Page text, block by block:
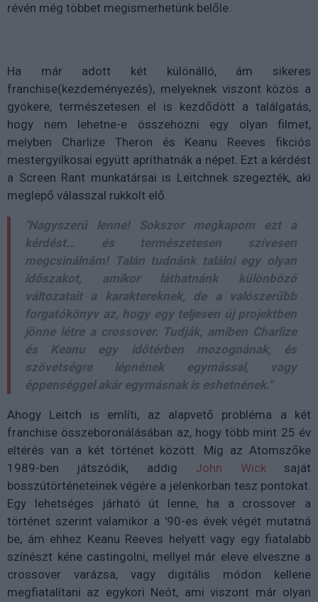
révén még többet megismerhetünk belőle.
Ha már adott két különálló, ám sikeres
franchise(kezdeményezés), melyeknek viszont közös a
gyökere, természetesen el is kezdődött a találgatás,
hogy nem lehetne-e összehozni egy olyan filmet,
melyben Charlize Theron és Keanu Reeves fikciós
mestergyilkosai együtt apríthatnák a népet. Ezt a kérdést
a Screen Rant munkatársai is Leitchnek szegezték, aki
meglepő válasszal rukkolt elő.
"Nagyszerű lenne! Sokszor megkapom ezt a
kérdést… és természetesen szívesen
megcsinálnám! Talán tudnánk találni egy olyan
időszakot, amikor láthatnánk különböző
változatait a karaktereknek, de a valószerűbb
forgatókönyv az, hogy egy teljesen új projektben
jönne létre a crossover. Tudják, amiben Charlize
és Keanu egy időtérben mozognának, és
szövetségre lépnének egymással, vagy
éppenséggel akár egymásnak is eshetnének."
Ahogy Leitch is említi, az alapvető probléma a két
franchise összeboronálásában az, hogy több mint 25 év
eltérés van a két történet között. Míg az Atomszőke
1989-ben játszódik, addig John Wicksaját
bosszútörténeteinek végére a jelenkorban tesz pontokat.
Egy lehetséges járható út lenne, ha a crossover a
történet szerint valamikor a '90-es évek végét mutatná
be, ám ehhez Keanu Reeves helyett vagy egy fiatalabb
színészt kéne castingolni, mellyel már eleve elveszne a
crossover varázsa, vagy digitális módon kellene
megfiatalítani az egykori Neót, ami viszont már olyan